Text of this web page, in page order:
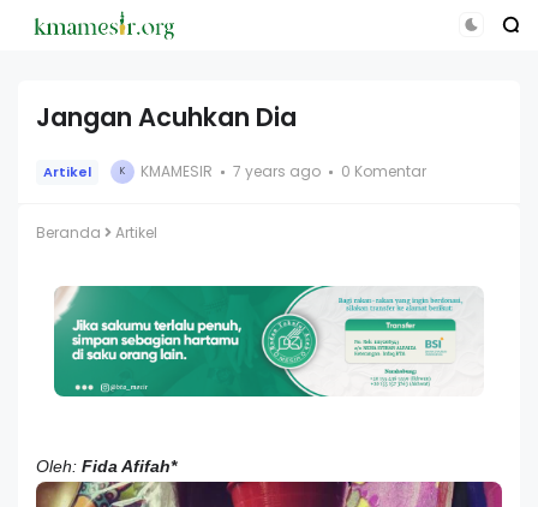
Jangan Acuhkan Dia
Artikel K KMAMESIR 7 years ago 0 Komentar
Beranda Artikel
Oleh: Fida Afifah*